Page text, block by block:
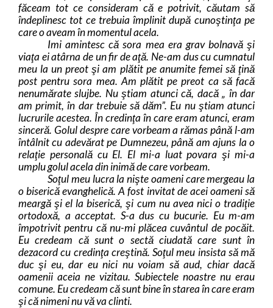
făceam tot ce consideram că e potrivit, căutam să
îndeplinesc tot ce trebuia împlinit după cunoştinţa pe
care o aveam în momentul acela.
Imiamintesc că sora mea era grav bolnavă şi
viaţa ei atârna de un fir de aţă. Ne-am dus cu cumnatul
meu la un preot şi am plătit pe anumite femei să ţină
post pentru sora mea. Am plătit pe preot ca să facă
nenumărate slujbe. Nu ştiam atunci că, dacă „ în dar
am primit, în dar trebuie să dăm”. Eu nu ştiam atunci
lucrurile acestea. În credinţa în care eram atunci, eram
sinceră. Golul despre care vorbeam a rămas până l-am
întâlnit cu adevărat pe Dumnezeu, până am ajuns la o
relaţie personală cu El. El mi-a luat povara şi mi-a
umplu golul acela din inimă de care vorbeam.
Soţul meu lucra la nişte oameni care mergeau la
o biserică evanghelică. A fost invitat de acei oameni să
meargă şi el la biserică, şi cum nu avea nici o tradiţie
ortodoxă, a acceptat. S-a dus cu bucurie. Eu m-am
împotrivit pentru că nu-mi plăcea cuvântul de pocăit.
Eu credeam că sunt o sectă ciudată care sunt în
dezacord cu credinţa creştină. Soţul meu insista să mă
duc şi eu, dar eu nici nu voiam să aud, chiar dacă
oamenii aceia ne vizitau. Subiectele noastre nu erau
comune. Eu credeam că sunt bine în starea în care eram
şi că nimeni nu vă va clinti.